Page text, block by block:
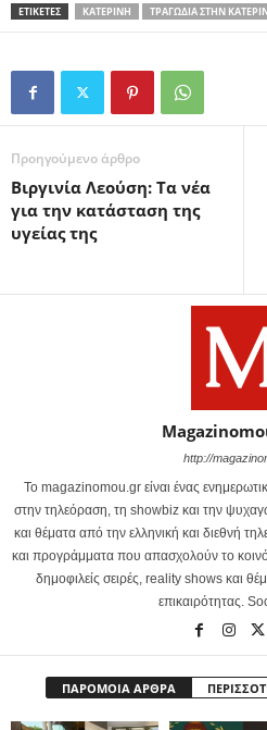
ΕΤΙΚΕΤΕΣ ΚΑΤΕΡΊΝΗ ΤΡΑΓΩΔΊΑ ΣΤΗΝ
Προηγούμενο άρθρο
Βιργινία Λεούση: Τα νέα
για την κατάσταση της
υγείας της
http://
Το magazinomou.gr είναι ένας
στην τηλεόραση, τη showbiz και την
και θέματα από την ελληνική και διεθνή
και προγράμματα που απασχολούν το
δημοφιλείς σειρές, reality shows και
επικαιρότητας.
ΠΑΡΟΜΟΙΑ ΑΡΘΡΑ